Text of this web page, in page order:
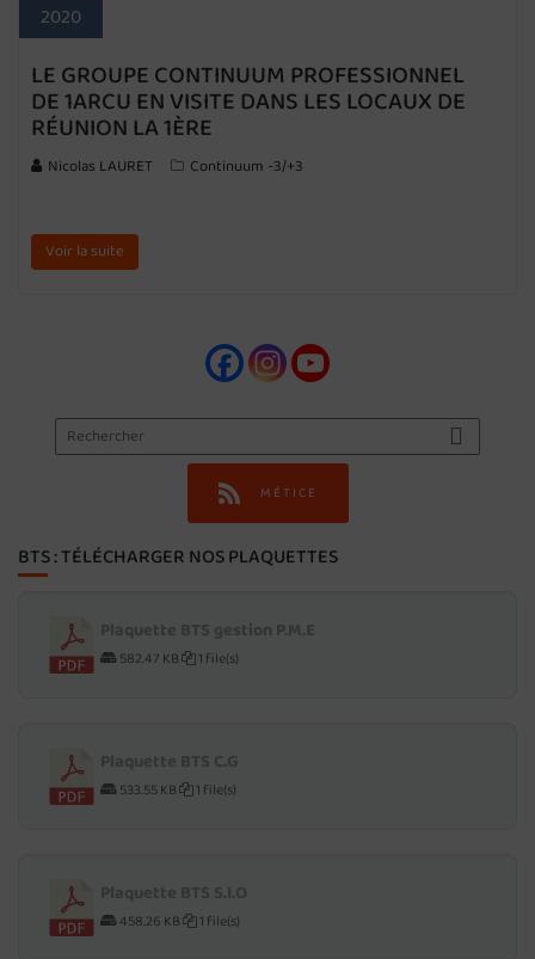
2020
LE GROUPE CONTINUUM PROFESSIONNEL
DE 1ARCU EN VISITE DANS LES LOCAUX DE
RÉUNION LA 1ÈRE
Nicolas LAURET Continuum -3/+3
Voir la suite
MÉTICE
BTS : TÉLÉCHARGER NOS PLAQUETTES
582.47 KB 1 file(s)
533.55 KB 1 file(s)
458.26 KB 1 file(s)